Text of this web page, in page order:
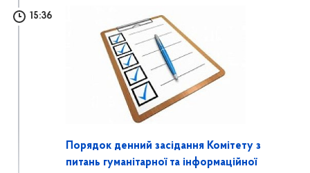
15:36
Порядок денний засідання Комітету з
питань гуманітарної та інформаційної